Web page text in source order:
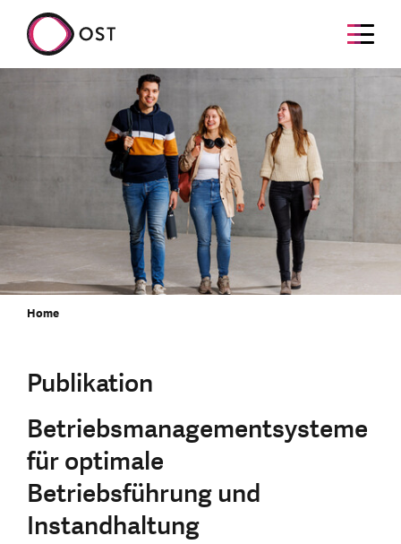
Home
Publikation
Betriebsmanagementsysteme
für optimale
Betriebsführung und
Instandhaltung